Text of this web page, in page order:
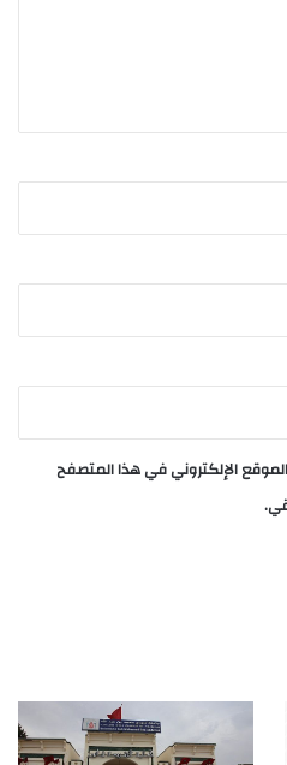
الإلكتروني في هذا المتصفح